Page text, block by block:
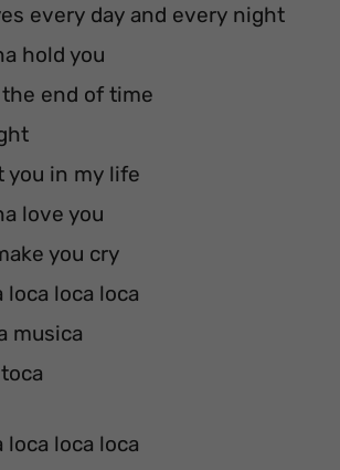
every day and every night
hold you
end of time
you in my life
love you
you cry
loca loca loca
musica
loca loca loca